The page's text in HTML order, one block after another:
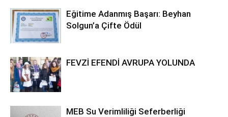
Eğitime Adanmış Başarı: Beyhan
Solgun’a Çifte Ödül
FEVZİ EFENDİ AVRUPA YOLUNDA
MEB Su Verimliliği Seferberliği